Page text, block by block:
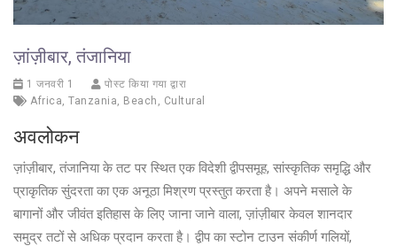
ज़ांज़ीबार, तंजानिया
1 जनवरी 1
पोस्ट किया गया द्वारा
Africa Tanzania Beach Cultural
अवलोकन
ज़ांज़ीबार, तंजानिया के तट पर स्थित एक विदेशी द्वीपसमूह, सांस्कृतिक समृद्धि और
प्राकृतिक सुंदरता का एक अनूठा मिश्रण प्रस्तुत करता है। अपने मसाले के
बागानों और जीवंत इतिहास के लिए जाना जाने वाला, ज़ांज़ीबार केवल शानदार
समुद्र तटों से अधिक प्रदान करता है। द्वीप का स्टोन टाउन संकीर्ण गलियों,